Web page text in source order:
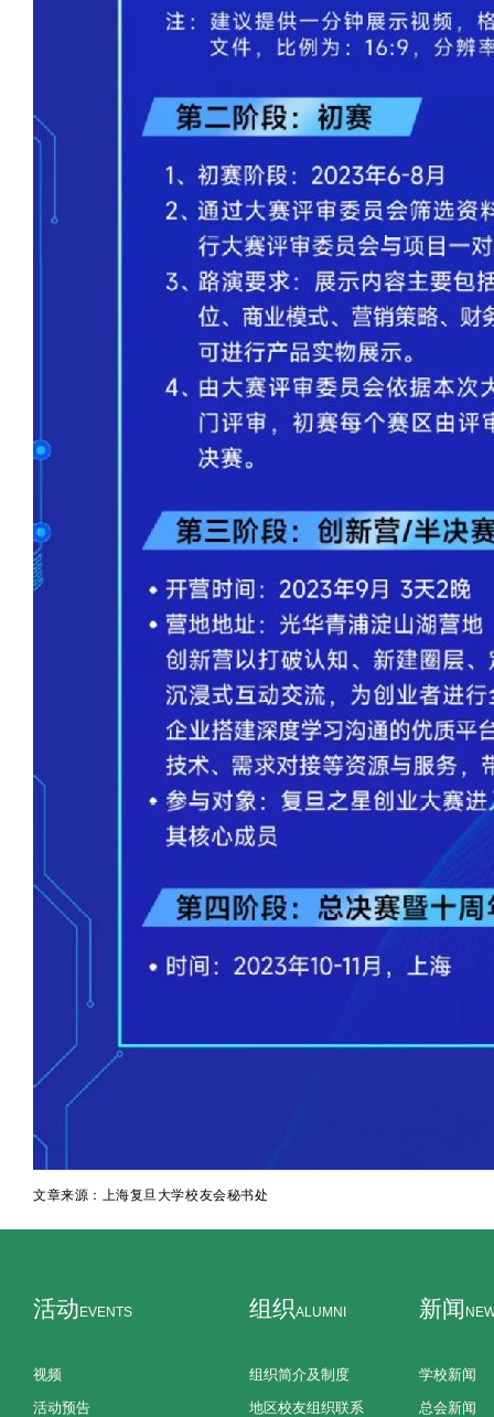
文章来源：上海复旦大学校友会秘书处
活动 EVENTS
视频
活动预告
组织ALUMNI
组织简介及制度
地区校友组织联系
新闻
学校新闻
总会新闻